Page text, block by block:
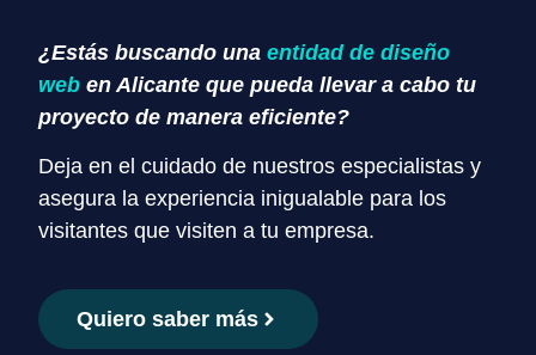
¿Estás buscando unaentidad de diseño
web en Alicante que pueda llevar a cabo tu
proyecto de manera eficiente?
Deja en el cuidado de nuestros especialistas y
asegura la experiencia inigualable para los
visitantes que visiten a tu empresa.
Quiero saber más